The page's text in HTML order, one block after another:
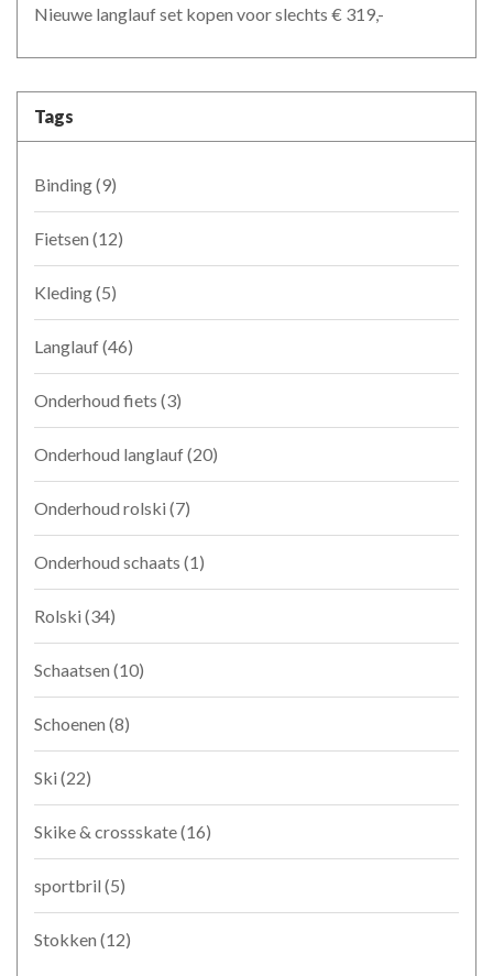
Nieuwe langlauf set kopen voor slechts € 319,-
Tags
Binding(9)
Fietsen (12)
Kleding(5)
Langlauf(46)
Onderhoud fiets (3)
Onderhoud langlauf(20)
Onderhoud rolski (7)
Onderhoud schaats (1)
Rolski (34)
Schaatsen (10)
Schoenen (8)
Ski (22)
Skike & crossskate(16)
sportbril (5)
Stokken (12)